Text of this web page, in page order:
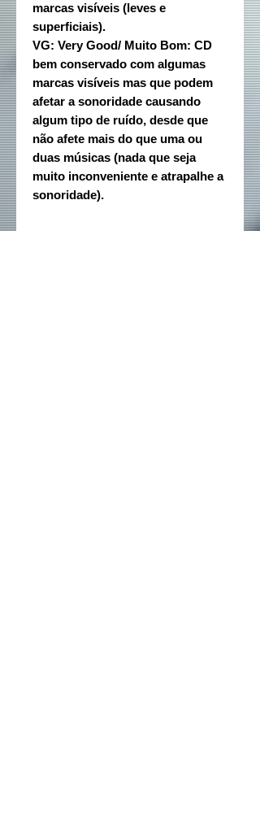
marcas visíveis (leves e
superficiais).
VG: Very Good/ Muito Bom: CD
bem conservado com algumas
marcas visíveis mas que podem
afetar a sonoridade causando
algum tipo de ruído, desde que
não afete mais do que uma ou
duas músicas (nada que seja
muito inconveniente e atrapalhe a
sonoridade).